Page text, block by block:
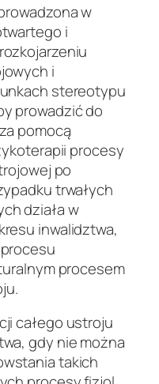
w
i
i
stereotypu
prowadzić do
pomocą
procesy
po
trwałych
działa w
inwalidztwa,
procesem
całego ustroju
gdy nie można
takich